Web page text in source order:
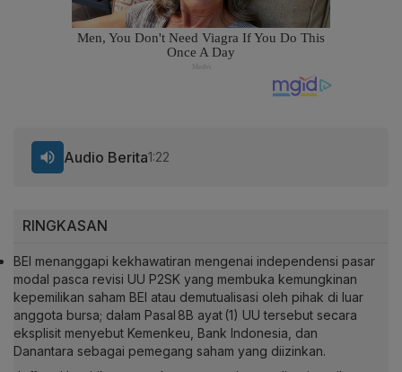
RINGKASAN
BEI menanggapi kekhawatiran mengenai independensi pasar
modal pasca revisi UU P2SK yang membuka kemungkinan
kepemilikan saham BEI atau demutualisasi oleh pihak di luar
anggota bursa; dalam Pasal 8B ayat (1) UU tersebut secara
eksplisit menyebut Kemenkeu, Bank Indonesia, dan
Danantara sebagai pemegang saham yang diizinkan.
Audio Berita1:22